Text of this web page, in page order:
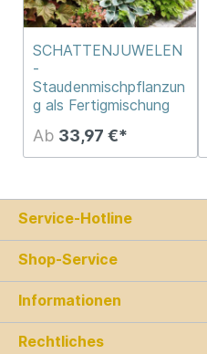
SCHATTENJUWELEN
-
Staudenmischpflanzun
g als Fertigmischung
Ab 33,97 €*
Service-Hotline
Shop-Service
Informationen
Rechtliches